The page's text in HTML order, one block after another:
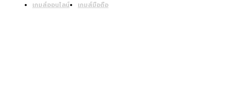
เกมส์ออนไลน์
เกมส์มือถือ